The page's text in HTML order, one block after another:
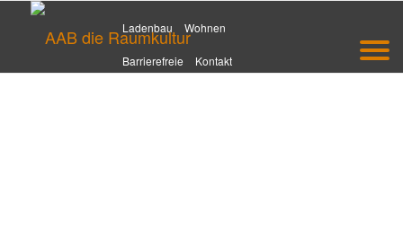
Ladenbau Wohnen
Barrierefreie Kontakt